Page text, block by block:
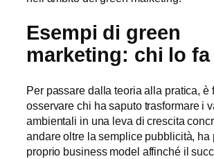
Esempi di green
marketing: chi lo fa
Per passare dalla teoria alla pratica, è
osservare chi ha saputo trasformare i
ambientali in una leva di crescita
andare oltre la semplice pubblicità, ha
proprio business model affinché il